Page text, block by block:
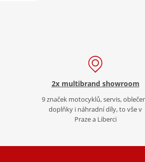
2x multibrand showroom
9 značek motocyklů, servis,
doplňky i náhradní díly, to vše v
Praze a Liberci